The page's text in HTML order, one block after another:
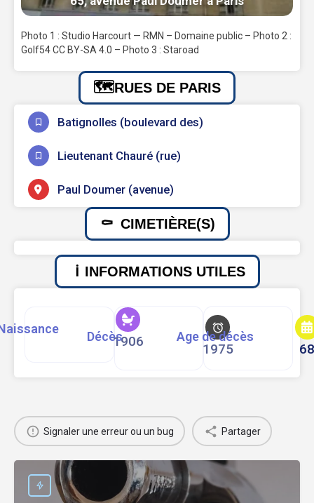
Photo 1 : Studio Harcourt — RMN – Domaine public – Photo 2 :
Golf54 CC BY-SA 4.0 – Photo 3 : Staroad
RUES DE PARIS
Batignolles (boulevard des)
Lieutenant Chauré (rue)
Paul Doumer (avenue)
CIMETIÈRE(S)
INFORMATIONS UTILES
1906
Décès
1975
Age de décès
Signaler une erreur ou un bug Partager